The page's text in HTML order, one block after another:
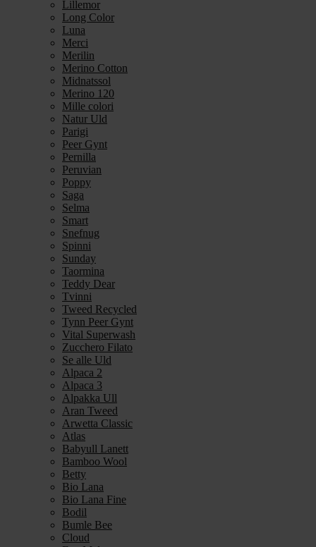
Lillemor
Long Color
Luna
Merci
Merilin
Merino Cotton
Midnatssol
Merino 120
Mille colori
Natur Uld
Parigi
Peer Gynt
Pernilla
Peruvian
Poppy
Saga
Selma
Smart
Snefnug
Spinni
Sunday
Taormina
Teddy Dear
Tvinni
Tweed Recycled
Tynn Peer Gynt
Vital Superwash
Zucchero Filato
Se alle Uld
Alpaca 2
Alpaca 3
Alpakka Ull
Aran Tweed
Arwetta Classic
Atlas
Babyull Lanett
Bamboo Wool
Betty
Bio Lana
Bio Lana Fine
Bodil
Bumle Bee
Cloud